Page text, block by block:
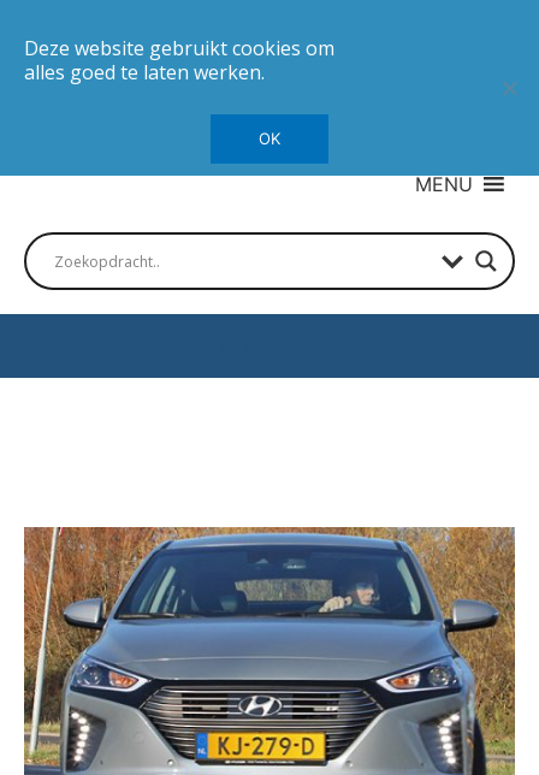
MENU
Deze website gebruikt cookies om
alles goed te laten werken.
OK